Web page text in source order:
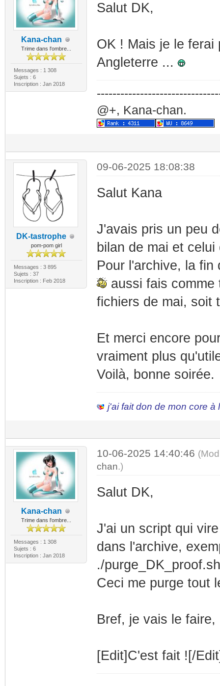
Kana-chan
Trime dans l'ombre...
Messages : 1 308
Sujets : 6
Inscription : Jan 2018
Salut DK,
OK ! Mais je le ferai
Angleterre ...
@+, Kana-chan.
DK-tastrophe
pom-pom girl
Messages : 3 895
Sujets : 37
Inscription : Feb 2018
09-06-2025 18:08:38
Salut Kana
J'avais pris un peu
bilan de mai et
Pour l'archive, la
aussi fais comme
fichiers de mai, soit
Et merci encore
vraiment plus
Voilà, bonne soirée.
j'ai fait don de mon core à
Kana-chan
Trime dans l'ombre...
Messages : 1 308
Sujets : 6
Inscription : Jan 2018
10-06-2025 14:40:46
chan.)
Salut DK,
J'ai un script qui
dans l'archive,
./
Ceci me purge tout
Bref, je vais le
[Edit]C'est fait ![/